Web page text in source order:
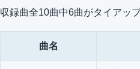
収録曲全10曲中6曲がタイアップ
曲名